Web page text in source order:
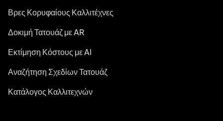
Βρες Κορυφαίους Καλλιτέχνες
Δοκιμή Τατουάζ με AR
Εκτίμηση Κόστους με AI
Αναζήτηση Σχεδίων Τατουάζ
Κατάλογος Καλλιτεχνών